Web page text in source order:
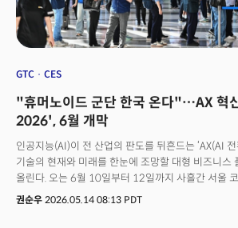
1000여 명을 두고 있다. 2021년 첫 소비자용 제품
휴머노이드는 2023년 상반기, G1은 2년 전에 내놨
공개했다. 올해 기업공개(IPO)를 앞두고 있다.👉
GTC CES
"휴머노이드 군단 한국 온다"…AX 혁
2026', 6월 개막
인공지능(AI)이 전 산업의 판도를 뒤흔드는 ‘AX(AI
기술의 현재와 미래를 한눈에 조망할 대형 비즈니스
올린다. 오는 6월 10일부터 12일까지 사흘간 서울
‘제15회 스마트테크 코리아(STK 2026)’가 그 무대다. 올해 STK 2026은
권순우 2026.05.14 08:13 PDT